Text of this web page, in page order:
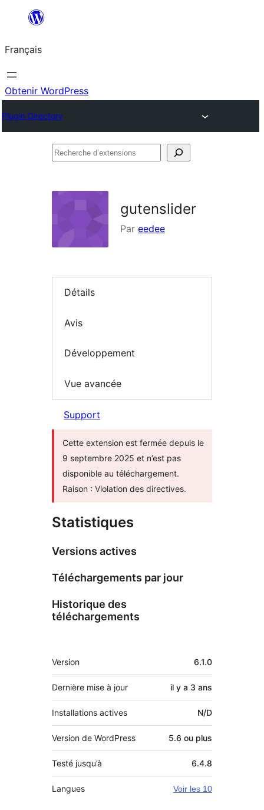
contenu
Français
Obtenir WordPress
Plugin Directory
Recherche
gutenslider
Par eedee
Détails
Avis
Développement
Vue avancée
Support
Cette extension est fermée depuis le
9 septembre 2025 et n’est pas
disponible au téléchargement.
Raison : Violation des directives.
Statistiques
Versions actives
Téléchargements par jour
Historique des
téléchargements
Méta
Version 6.1.0
Dernière mise à jour il y a 3 ans
Installations actives N/D
Version de WordPress 5.6 ou plus
Testé jusqu’à 6.4.8
Langues Voir les 10